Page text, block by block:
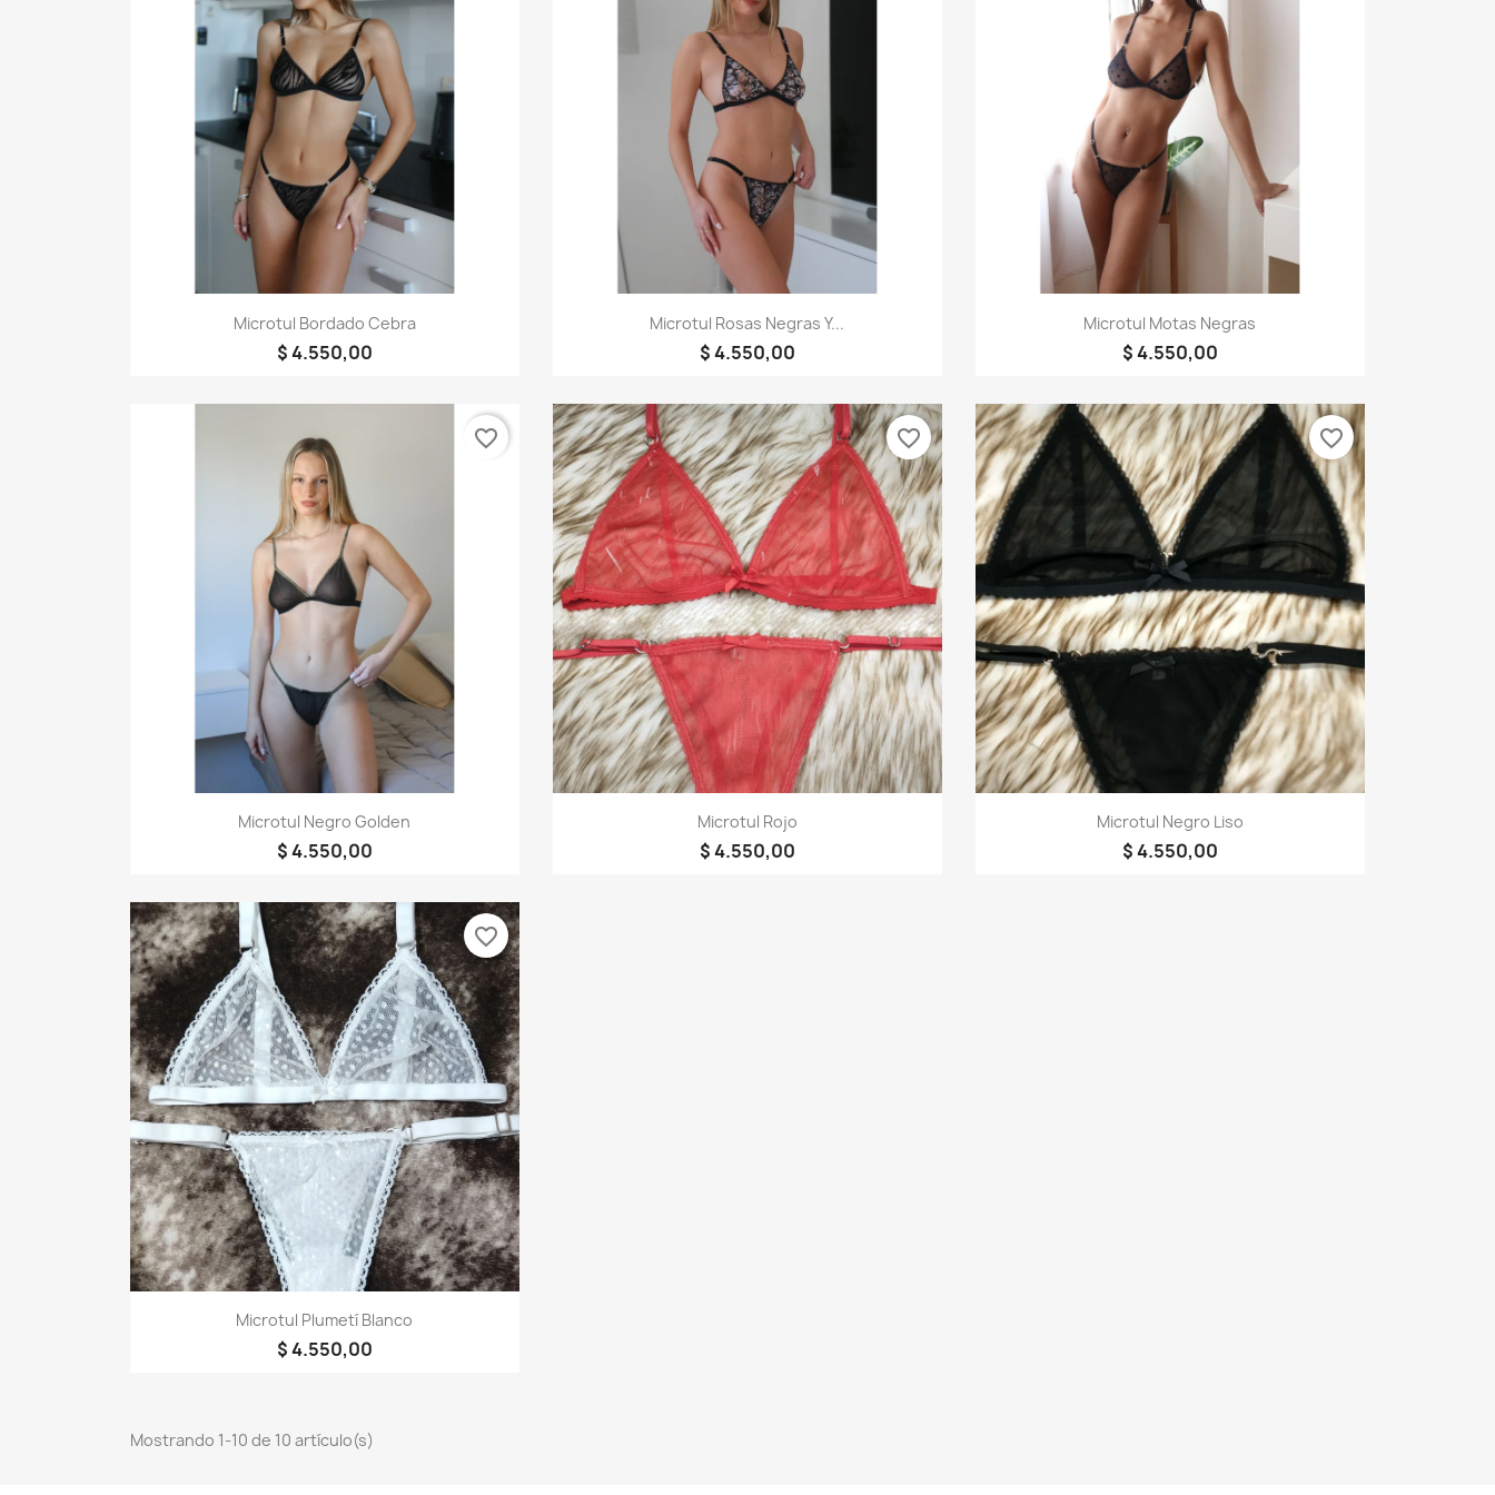
Vista rápida
Microtul Bordado Cebra
$ 4.550,00
Vista rápida
Microtul Rosas Negras Y...
$ 4.550,00
Vista rápida
Microtul Motas Negras
$ 4.550,00
Vista rápida
Microtul Negro Golden
$ 4.550,00
favorite_border
Vista rápida
Microtul Rojo
$ 4.550,00
favorite_border
Vista rápida
Microtul Negro Liso
$ 4.550,00
favorite_border
Vista rápida
Microtul Plumetí Blanco
$ 4.550,00
favorite_border
Mostrando 1-10 de 10 artículo(s)